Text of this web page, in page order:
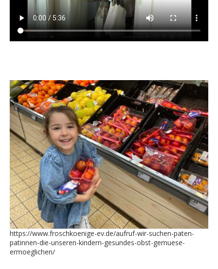
https://www.froschkoenige-ev.de/aufruf-wir-suchen-paten-
patinnen-die-unseren-kindern-gesundes-obst-gemuese-
ermoeglichen/